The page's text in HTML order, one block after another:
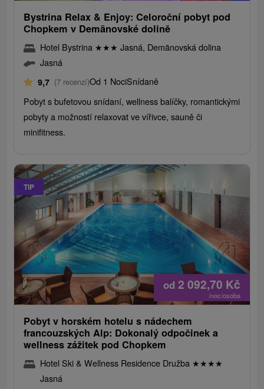
Bystrina Relax & Enjoy: Celoroční pobyt pod
Chopkem v Demänovské dolině
Hotel Bystrina ★★★ Jasná, Demänovská dolina
Jasná
9,7 (7 recenzí)Od 1 NociSnídaně
Pobyt s bufetovou snídaní, wellness balíčky, romantickými
pobyty a možností relaxovat ve vířivce, sauně či
minifitness.
TIP
od 2 092,70 Kč
/noc/osoba
Pobyt v horském hotelu s nádechem
francouzských Alp: Dokonalý odpočinek a
wellness zážitek pod Chopkem
Hotel Ski & Wellness Residence Družba ★★★★
Jasná